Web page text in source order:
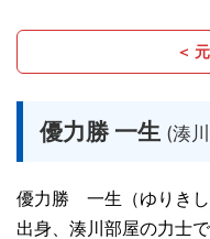
＜
優力勝 一生 (湊
優力勝 一生（ゆりき
出身、湊川部屋の力士